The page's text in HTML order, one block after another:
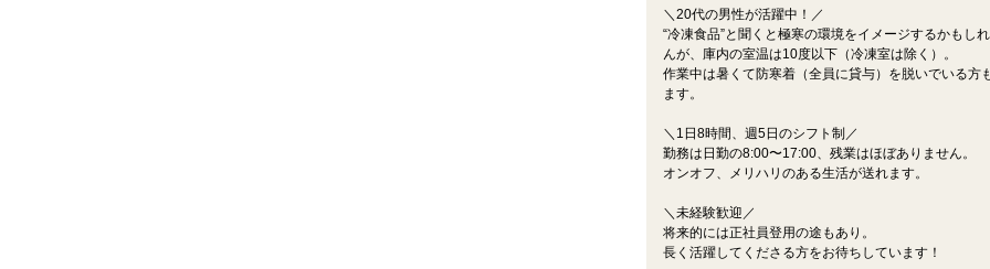
＼20代の男性が活躍中！／
“冷凍食品”と聞くと極寒の環境をイメージするかもし
んが、庫内の室温は10度以下（冷凍室は除く）。
作業中は暑くて防寒着（全員に貸与）を脱いでいる方
ます。
＼1日8時間、週5日のシフト制／
勤務は日勤の8:00〜17:00、残業はほぼありません。
オンオフ、メリハリのある生活が送れます。
＼未経験歓迎／
将来的には正社員登用の途もあり。
長く活躍してくださる方をお待ちしています！